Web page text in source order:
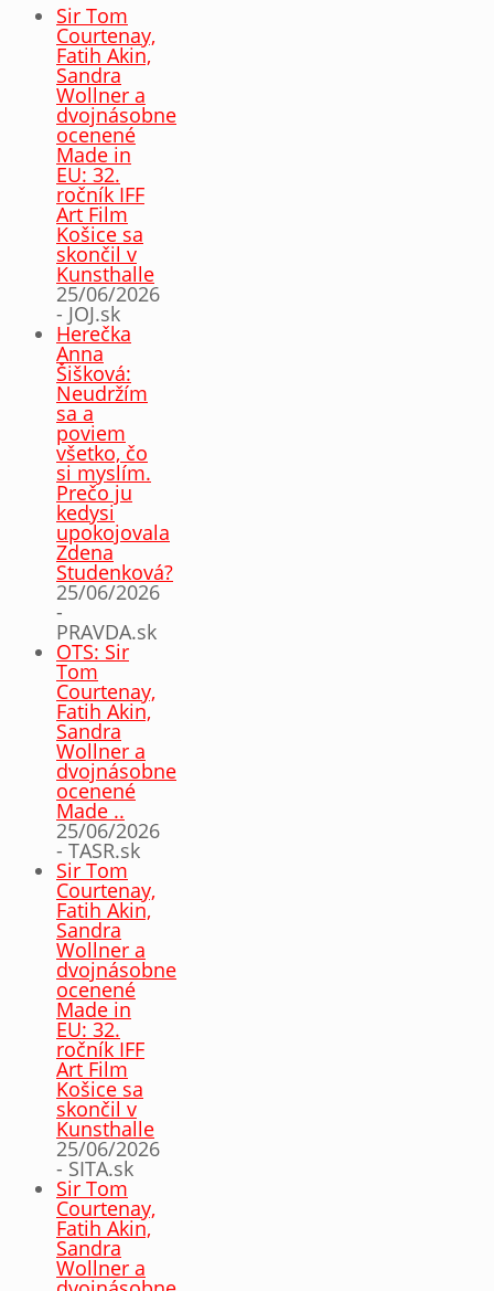
Sir Tom
Courtenay,
Fatih Akin,
Sandra
Wollner a
dvojnásobne
ocenené
Made in
EU: 32.
ročník IFF
Art Film
Košice sa
skončil v
Kunsthalle
25/06/2026
- JOJ.sk
Herečka
Anna
Šišková:
Neudržím
sa a
poviem
všetko, čo
si myslím.
Prečo ju
kedysi
upokojovala
Zdena
Studenková?
25/06/2026
-
PRAVDA.sk
OTS: Sir
Tom
Courtenay,
Fatih Akin,
Sandra
Wollner a
dvojnásobne
ocenené
Made ..
25/06/2026
- TASR.sk
Sir Tom
Courtenay,
Fatih Akin,
Sandra
Wollner a
dvojnásobne
ocenené
Made in
EU: 32.
ročník IFF
Art Film
Košice sa
skončil v
Kunsthalle
25/06/2026
- SITA.sk
Sir Tom
Courtenay,
Fatih Akin,
Sandra
Wollner a